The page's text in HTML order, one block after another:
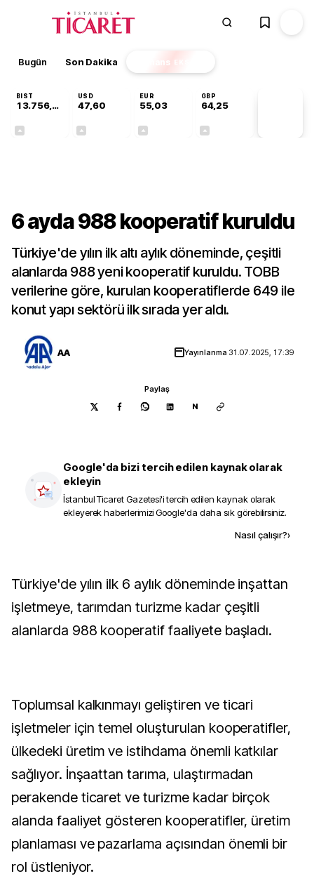
Bugün Son Dakika Finans EKSTRA
BIST
13.756,94
USD
47,60
EUR
55,03
GBP
64,25
6 ayda 988 kooperatif kuruldu
Türkiye'de yılın ilk altı aylık döneminde, çeşitli
alanlarda 988 yeni kooperatif kuruldu. TOBB
verilerine göre, kurulan kooperatiflerde 649 ile
konut yapı sektörü ilk sırada yer aldı.
AA Yayınlanma 31.07.2025, 17:39
Paylaş
N
Google'da bizi tercih edilen kaynak olarak
ekleyin
İstanbul Ticaret Gazetesi'i tercih edilen kaynak olarak
ekleyerek haberlerimizi Google'da daha sık görebilirsiniz.
Nasıl çalışır?›
Türkiye'de yılın ilk 6 aylık döneminde inşattan
işletmeye, tarımdan turizme kadar çeşitli
alanlarda 988 kooperatif faaliyete başladı.
Toplumsal kalkınmayı geliştiren ve ticari
işletmeler için temel oluşturulan kooperatifler,
ülkedeki üretim ve istihdama önemli katkılar
sağlıyor. İnşaattan tarıma, ulaştırmadan
perakende ticaret ve turizme kadar birçok
alanda faaliyet gösteren kooperatifler, üretim
planlaması ve pazarlama açısından önemli bir
rol üstleniyor.